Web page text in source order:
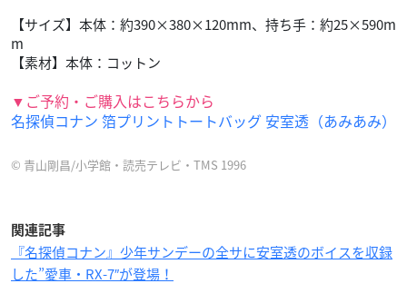
【サイズ】本体：約390×380×120mm、持ち手：約25×590m
m
【素材】本体：コットン
▼ご予約・ご購入はこちらから
名探偵コナン 箔プリントトートバッグ 安室透（あみあみ）
© 青山剛昌/小学館・読売テレビ・TMS 1996
関連記事
『名探偵コナン』少年サンデーの全サに安室透のボイスを収録
した”愛車・RX-7″が登場！